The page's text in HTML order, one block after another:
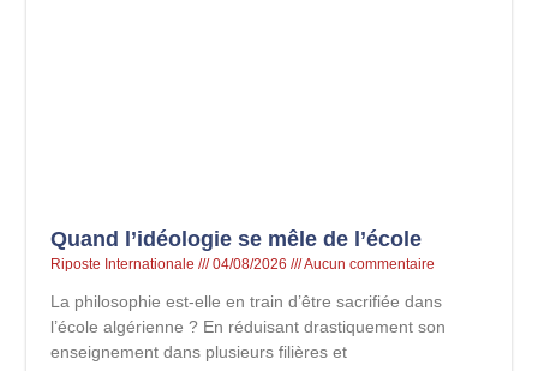
Quand l’idéologie se mêle de l’école
Riposte Internationale 04/08/2026 Aucun commentaire
La philosophie est-elle en train d’être sacrifiée dans
l’école algérienne ? En réduisant drastiquement son
enseignement dans plusieurs filières et